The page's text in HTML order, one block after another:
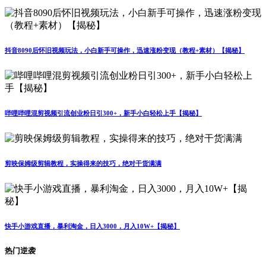
抖音8090后怀旧视频玩法，小白新手可操作，迅速涨粉变现（教程+素材）【揭秘】
哔哩哔哩混剪视频引流创业粉日引300+，新手小白轻松上手【揭秘】
剪映保姆级剪辑教程，实操得来的技巧，绝对干货满满
快手小游戏直播，暴利淘金，日入3000，月入10W+【揭秘】
热门逆袭